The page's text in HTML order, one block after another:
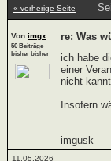
« vorherige Seite
Von imgx
50 Beiträge
bisher bisher
re: Was
ich habe
einer
nicht
Insofern
imgusk
11.05.2026